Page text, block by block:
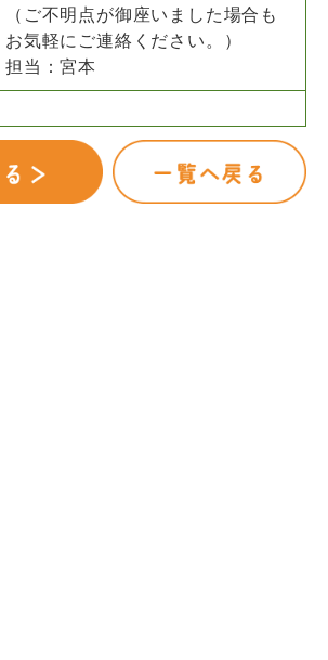
（ご不明点が御座いました場合も
お気軽にご連絡ください。）
担当：宮本